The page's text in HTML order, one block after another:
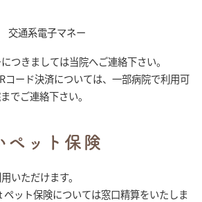
交通系電子マネー
つきましては当院へご連絡下さい。
ード決済については、一部病院で利用可
でご連絡下さい。
ペット保険
いただけます。
ット保険については窓口精算をいたしま